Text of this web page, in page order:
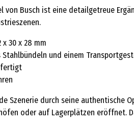
von Busch ist eine detailgetreue
30 x 28 mm
Stahlbündeln und einem
Szenerie durch seine authentische
oder auf Lagerplätzen